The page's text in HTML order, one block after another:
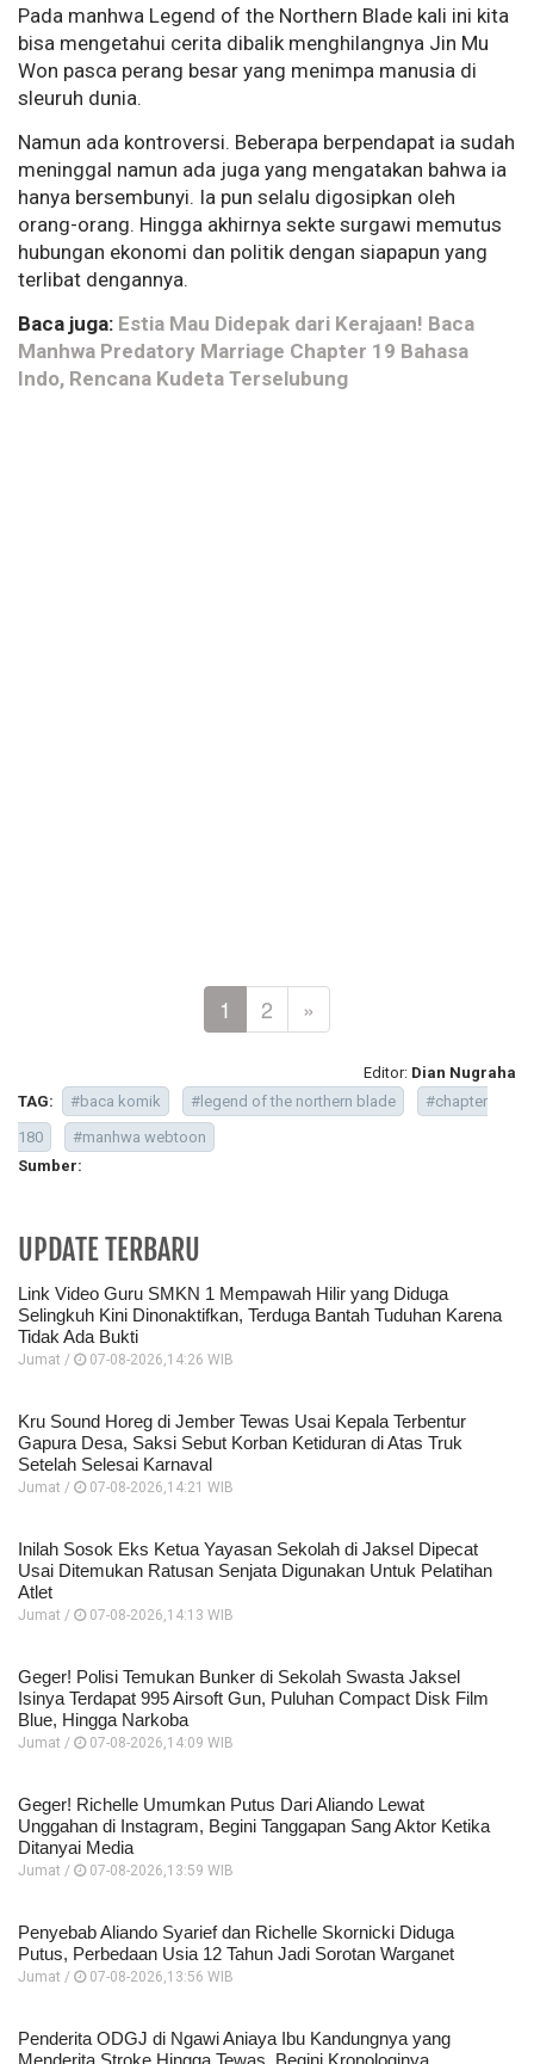
Pada manhwa Legend of the Northern Blade kali ini kita
bisa mengetahui cerita dibalik menghilangnya Jin Mu
Won pasca perang besar yang menimpa manusia di
sleuruh dunia.
Namun ada kontroversi. Beberapa berpendapat ia sudah
meninggal namun ada juga yang mengatakan bahwa ia
hanya bersembunyi. Ia pun selalu digosipkan oleh
orang-orang. Hingga akhirnya sekte surgawi memutus
hubungan ekonomi dan politik dengan siapapun yang
terlibat dengannya.
Baca juga: Estia Mau Didepak dari Kerajaan! Baca
Manhwa Predatory Marriage Chapter 19 Bahasa
Indo, Rencana Kudeta Terselubung
1 2 »
Editor: Dian Nugraha
TAG:
#baca komik #legend of the northern blade
#chapter
180
#manhwa webtoon
Sumber:
UPDATE TERBARU
Link Video Guru SMKN 1 Mempawah Hilir yang Diduga
Selingkuh Kini Dinonaktifkan, Terduga Bantah Tuduhan Karena
Tidak Ada Bukti
Jumat / 07-08-2026,14:26 WIB
Kru Sound Horeg di Jember Tewas Usai Kepala Terbentur
Gapura Desa, Saksi Sebut Korban Ketiduran di Atas Truk
Setelah Selesai Karnaval
Jumat / 07-08-2026,14:21 WIB
Inilah Sosok Eks Ketua Yayasan Sekolah di Jaksel Dipecat
Usai Ditemukan Ratusan Senjata Digunakan Untuk Pelatihan
Atlet
Jumat / 07-08-2026,14:13 WIB
Geger! Polisi Temukan Bunker di Sekolah Swasta Jaksel
Isinya Terdapat 995 Airsoft Gun, Puluhan Compact Disk Film
Blue, Hingga Narkoba
Jumat / 07-08-2026,14:09 WIB
Geger! Richelle Umumkan Putus Dari Aliando Lewat
Unggahan di Instagram, Begini Tanggapan Sang Aktor Ketika
Ditanyai Media
Jumat / 07-08-2026,13:59 WIB
Penyebab Aliando Syarief dan Richelle Skornicki Diduga
Putus, Perbedaan Usia 12 Tahun Jadi Sorotan Warganet
Jumat / 07-08-2026,13:56 WIB
Penderita ODGJ di Ngawi Aniaya Ibu Kandungnya yang